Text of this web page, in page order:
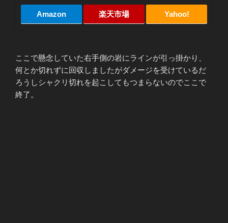
Amazon 楽天市場 Yahoo!
ここで懸念していた右手側の岩にラインが引っ掛かり、
何とか切れずに回収しましたがダメージを受けているだ
ろうしシャクリ切れを起こしてもつまらないのでここで
終了。